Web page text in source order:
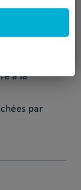
par
à la
par